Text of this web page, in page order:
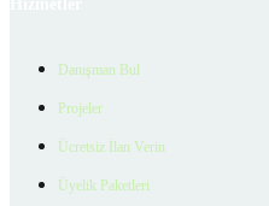
Danışman Bul
Projeler
Ücretsiz İlan Verin
Üyelik Paketleri